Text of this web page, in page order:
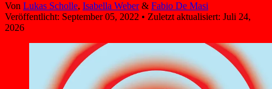
Von Lukas Scholle, Isabella Weber& Fabio De Masi
Veröffentlicht: September 05, 2022 • Zuletzt aktualisiert: Juli 24,
2026